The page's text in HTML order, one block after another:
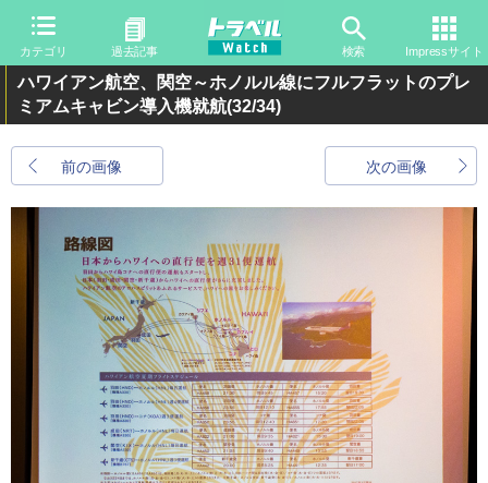
カテゴリ 過去記事 検索 Impressサイト
ハワイアン航空、関空～ホノルル線にフルフラットのプレ
ミアムキャビン導入機就航(32/34)
前の画像 次の画像